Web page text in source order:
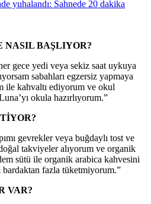
yuhalandı: Sahnede 20 dakika
NASIL BAŞLIYOR?
gece yedi veya sekiz saat uykuya
sabahları egzersiz yapmaya
ile kahvaltı ediyorum ve okul
okula hazırlıyorum.”
gevrekler veya buğdaylı tost ve
takviyeler alıyorum ve organik
sütü ile organik arabica kahvesini
fazla tüketmiyorum.”
VAR?